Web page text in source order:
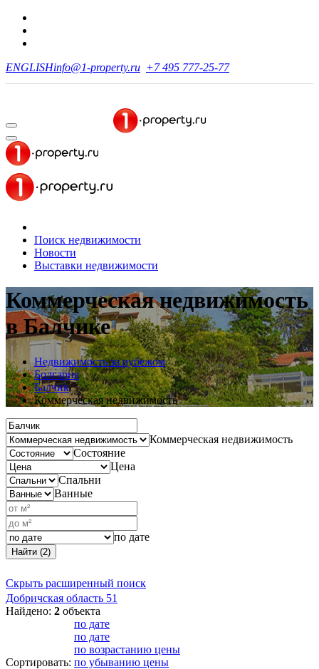
ENGLISHinfo@1-property.ru +7 495 777-25-77
Поиск недвижимости
Новости
Выставки недвижимости
Коммерческая недвижимость
в Балчике
Недвижимость за рубежом
Болгария
Балчик
Коммерческая недвижимость
Коммерческая недвижимость
Состояние
Цена
Спальни
Ванные
по дате
Найти (2)
Скрыть расширенный поиск
Добричская область 51
Найдено: 2 объекта
Сортировать:
по дате
по дате
по возрастанию цены
по убыванию цены